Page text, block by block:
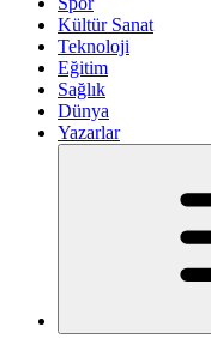
Kültür Sanat
Teknoloji
Eğitim
Sağlık
Dünya
Yazarlar